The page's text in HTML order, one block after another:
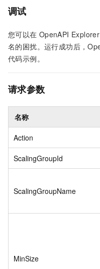
调试
您可以在 OpenAPI Explorer
名的困扰。运行成功后，
代码示例。
请求参数
名称
Action
ScalingGroupId
ScalingGroupName
MinSize